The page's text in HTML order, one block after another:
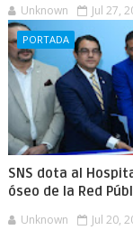
Unknown Jul 27,
PORTADA
SNS dota al
óseo de la Red
Unknown Jul 20,